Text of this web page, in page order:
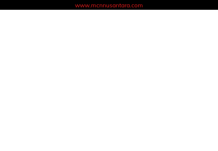
www.mcnnusantara.com